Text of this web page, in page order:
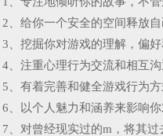
2、给你一个安全的空间释放
3、挖掘你对游戏的理解，偏好
4、注重心理行为交流和相互沟
5、有着完善和健全游戏行为
6、以个人魅力和涵养来影响你
7、对曾经现实过的m，将其